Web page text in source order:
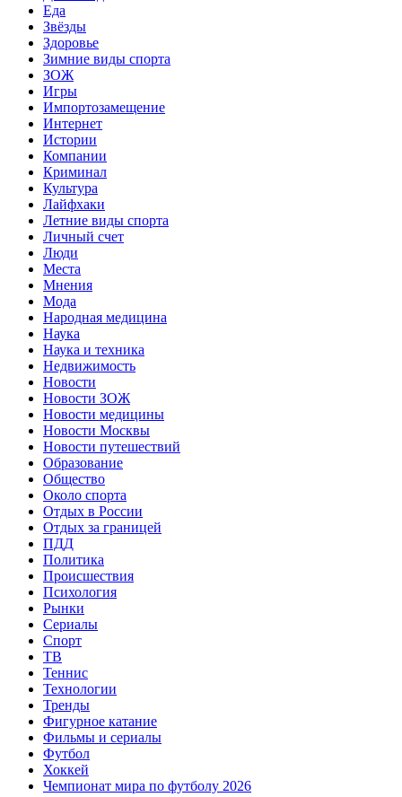
Еда
Звёзды
Здоровье
Зимние виды спорта
ЗОЖ
Игры
Импортозамещение
Интернет
Истории
Компании
Криминал
Культура
Лайфхаки
Летние виды спорта
Личный счет
Люди
Места
Мнения
Мода
Народная медицина
Наука
Наука и техника
Недвижимость
Новости
Новости ЗОЖ
Новости медицины
Новости Москвы
Новости путешествий
Образование
Общество
Около спорта
Отдых в России
Отдых за границей
ПДД
Политика
Происшествия
Психология
Рынки
Сериалы
Спорт
ТВ
Теннис
Технологии
Тренды
Фигурное катание
Фильмы и сериалы
Футбол
Хоккей
Чемпионат мира по футболу 2026